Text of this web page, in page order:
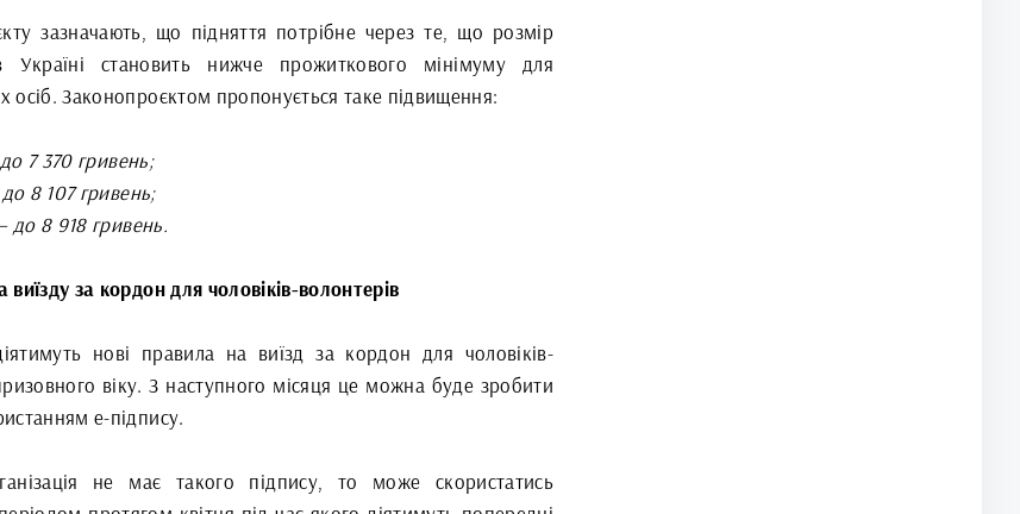
зазначають, що підняття потрібне через те, що розмір
Україні становить нижче прожиткового мінімуму для
осіб. Законопроєктом пропонується таке підвищення:
7 370 гривень;
8 107 гривень;
до 8 918 гривень.
виїзду за кордон для чоловіків-волонтерів
нові правила на виїзд за кордон для чоловіків-
віку. З наступного місяця це можна буде зробити
е-підпису.
не має такого підпису, то може скористатись